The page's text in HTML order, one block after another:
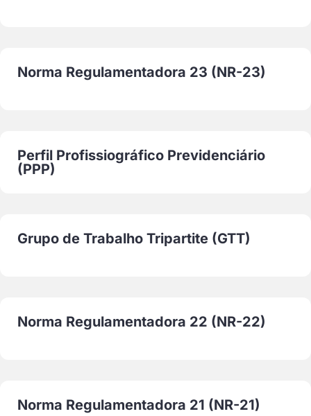
Norma Regulamentadora 23 (NR-23)
Perfil Profissiográfico Previdenciário
(PPP)
Grupo de Trabalho Tripartite (GTT)
Norma Regulamentadora 22 (NR-22)
Norma Regulamentadora 21 (NR-21)